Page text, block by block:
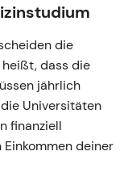
die
dass die
jährlich
Universitäten
finanziell
deiner